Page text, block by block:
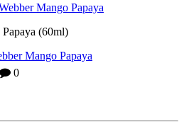
(60ml)
Mango Papaya
0